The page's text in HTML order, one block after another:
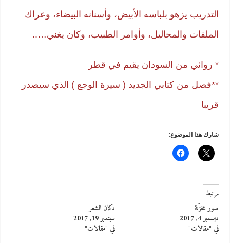
التدريب يزهو بلباسه الأبيض، وأسنانه البيضاء، وعراك
الملفات والمحاليل، وأوامر الطبيب، وكان يغني…..
* روائي من السودان يقيم في قطر
**فصل من كتابي الجديد ( سيرة الوجع ) الذي سيصدر
قريبا
شارك هذا الموضوع:
مرتبط
صور مخزّنة
ديسمبر 4, 2017
في "مقالات"
دكان الشعر
سبتمبر 19, 2017
في "مقالات"